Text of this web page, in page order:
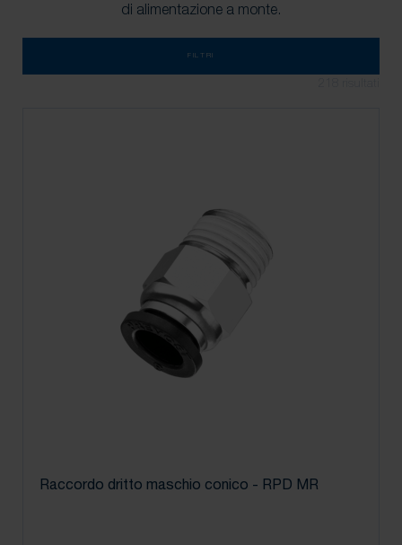
di alimentazione a monte.
FILTRI
Raccordo dritto maschio conico - RPD MR